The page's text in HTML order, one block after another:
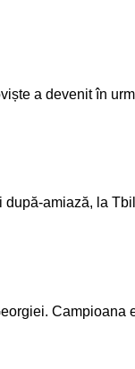
a devenit în
amiază, la
Campioana